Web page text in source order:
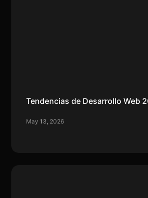
Tendencias de Desarrollo Web
May 13, 2026